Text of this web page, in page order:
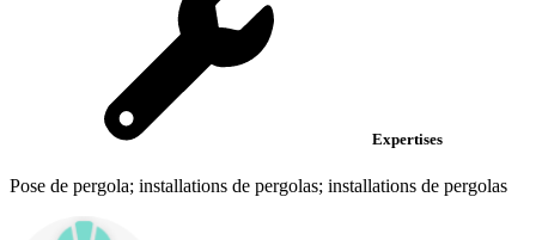
Expertises
Pose de pergola; installations de pergolas; installations de pergolas